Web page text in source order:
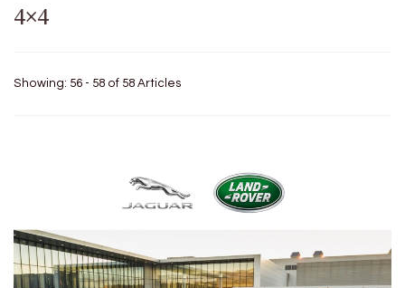
4×4
Showing: 56 - 58 of 58 Articles